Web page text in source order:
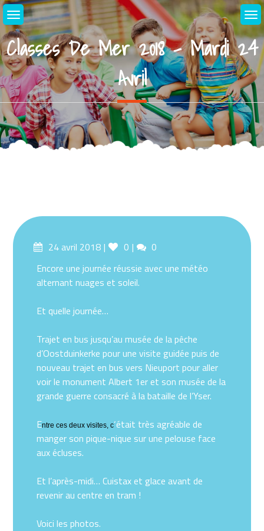
Skip
to
content
Classes De Mer 2018 – Mardi 24
Avril
Posted24 avril 2018 Likes
0 Comments
0
Encore une journée réussie avec une météo
alternant nuages et soleil.
Et quelle journée…
Trajet en bus jusqu’au musée de la pêche
d’Oostduinkerke pour une visite guidée puis de
nouveau trajet en bus vers Nieuport pour aller
voir le monument Albert 1er et son musée de la
grande guerre consacré à la bataille de l’Yser.
Entre ces deux visites, c‘était très agréable de
manger son pique-nique sur une pelouse face
aux écluses.
Et l’après-midi… Cuistax et glace avant de
revenir au centre en tram !
Voici les photos.